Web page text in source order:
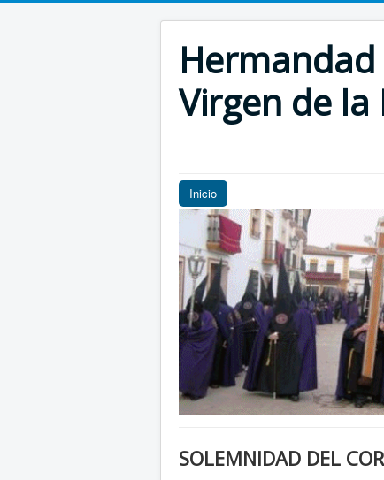
Virgen de la
Inicio
SOLEMNIDAD DEL